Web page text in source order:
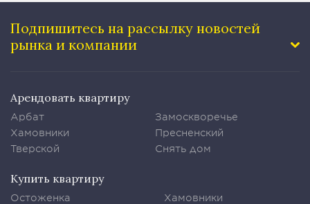
Подпишитесь на рассылку новостей
рынка и компании
Арендовать квартиру
Арбат
Хамовники
Тверской
Замоскворечье
Пресненский
Снять дом
Купить квартиру
Остоженка
Хамовники